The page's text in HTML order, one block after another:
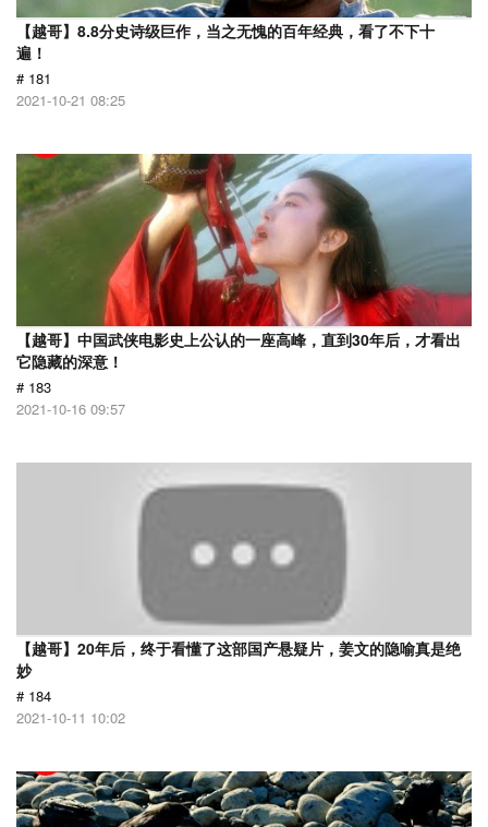
【越哥】8.8分史诗级巨作，当之无愧的百年经典，看了不下十
遍！
# 181
2021-10-21 08:25
【越哥】中国武侠电影史上公认的一座高峰，直到30年后，才看出
它隐藏的深意！
# 183
2021-10-16 09:57
【越哥】20年后，终于看懂了这部国产悬疑片，姜文的隐喻真是绝
妙
# 184
2021-10-11 10:02